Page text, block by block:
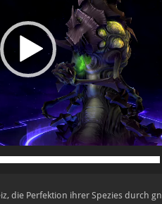
die Perfektion ihrer Spezies durch